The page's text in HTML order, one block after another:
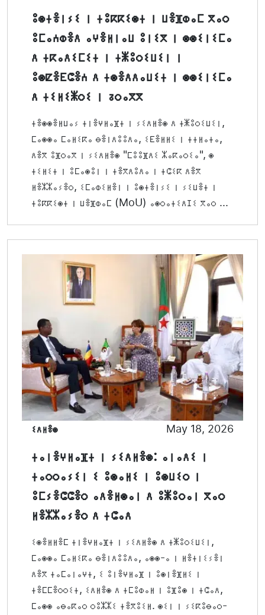
ⵓⵙⵜⴻⵏⵢⵉ ⵏ ⵜⵓⴽⴽⵉⵙⵜ ⵏ ⵡⴻⴼⵀⴰⵎ ⴳⴰⵔ
ⵓⵎⴰⵄⵀⴻⴷ ⴰⵖⴻⵍⵏⴰⵡ ⵓⵏⵉⴳ ⵏ ⵙⵙⵉⵏⵉⵎⴰ
ⴷ ⵜⴽⴰⴷⵉⵎⵉⵜ ⵏ ⵜⵥⵓⵔⵉⵡⵉⵏ ⵏ
ⵓⵙⵇⴻⴹⵛⴻⵄ ⴷ ⵜⵙⴻⴷⴷⴰⵡⵉⵜ ⵏ ⵙⵙⵉⵏⵉⵎⴰ
ⴷ ⵜⵉⵍⵉⵥⵔⵉ ⵏ ⵒⵔⴰⴳⴳ
ⵜⴻⵙⵙⴻⵍⵡⴰⵢ ⵜⵏⴻⵖⵍⴰⴼⵜ ⵏ ⵢⵉⴷⵍⴻⵙ ⴷ ⵜⵥⵓⵔⵉⵡⵉⵏ,
ⵎⴰⵙⵙⴰ ⵎⴰⵍⵉⴽⴰ ⴱⴻⵏⴷⵓⵓⴷⴰ, ⵉⴹⴻⵍⵍⵉ ⵏ ⵜⵜⵍⴰⵜⴰ,
ⴷⴻⴳ ⵓⴼⵔⴰⴳ ⵏ ⵢⵉⴷⵍⴻⵙ "ⵎⵓⵓⴼⴷⵉ ⵣⴰⴽⴰⵔⵉⴰ", ⵙ
ⵜⵉⵍⵉⵜ ⵏ ⵓⵎⴰⵙⵓⵏ ⵏ ⵜⴻⴳⴷⵓⴷⴰ ⵏ ⵜⵛⵉⴽ ⴷⴻⴳ
ⵍⴻⵣⵣⴰⵢⴻⵔ, ⵉⵎⴰⵀⵉⵍⴻⵏ ⵏ ⵓⵙⵜⴻⵏⵢⵉ ⵏ ⵢⵉⵡⴻⵜ ⵏ
ⵜⵓⴽⴽⵉⵙⵜ ⵏ ⵡⴻⴼⵀⴰⵎ (MoU) ⴰⵙⵔⴰⵜⵉⴷⵊⵉ ⴳⴰⵔ ...
ⵉⴷⵍⴻⵙ May 18, 2026
ⵜⴰⵏⴻⵖⵍⴰⴼⵜ ⵏ ⵢⵉⴷⵍⴻⵙ: ⴰⵏⴰⴷⵉ ⵏ
ⵜⴰⵔⵔⴰⵢⵉⵏ ⵉ ⵓⵙⴰⵍⵉ ⵏ ⵓⵙⵡⵉⵔ ⵏ
ⵓⵎⵢⴻⵛⵛⴻⵔ ⴰⴷⴻⵍⵙⴰⵏ ⴷ ⵓⵥⵓⵔⴰⵏ ⴳⴰⵔ
ⵍⴻⵣⵣⴰⵢⴻⵔ ⴷ ⵜⵛⴰⴷ
ⵉⵙⴻⵍⵍⴻⵎ ⵜⵏⴻⵖⵍⴰⴼⵜ ⵏ ⵢⵉⴷⵍⴻⵙ ⴷ ⵜⵥⵓⵔⵉⵡⵉⵏ,
ⵎⴰⵙⵙⴰ ⵎⴰⵍⵉⴽⴰ ⴱⴻⵏⴷⵓⵓⴷⴰ, ⴰⵙⵙ-ⴰ ⵏ ⵍⴻⵜⵏⵉⵢⴻⵏ
ⴷⴻⴳ ⵜⴰⵎⴰⵏⴰⵖⵜ, ⵉ ⵓⵏⴻⵖⵍⴰⴼ ⵏ ⵓⵙⵏⴻⴼⵍⵉ ⵏ
ⵜⴻⵎⵎⴻⵔⵔⵉⵜ, ⵉⴷⵍⴻⵙ ⴷ ⵜⵎⵓⵀⴰⵍ ⵏ ⵓⴼⵓⵙ ⵏ ⵜⵛⴰⴷ,
ⵎⴰⵙⵙ ⴰⴱⴰⴽⴰⵔ ⵔⵓⵣⵣⵉ ⵜⴻⴳⵓⵉⵍ. ⵙⵉⵏ ⵏ ⵢⵉⴽⵓⴱⴰⵔ-